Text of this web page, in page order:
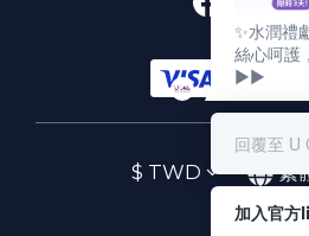
$ TWD 繁
✨水潤禮
絲心呵護
▶▶
回覆至 U
加入官方